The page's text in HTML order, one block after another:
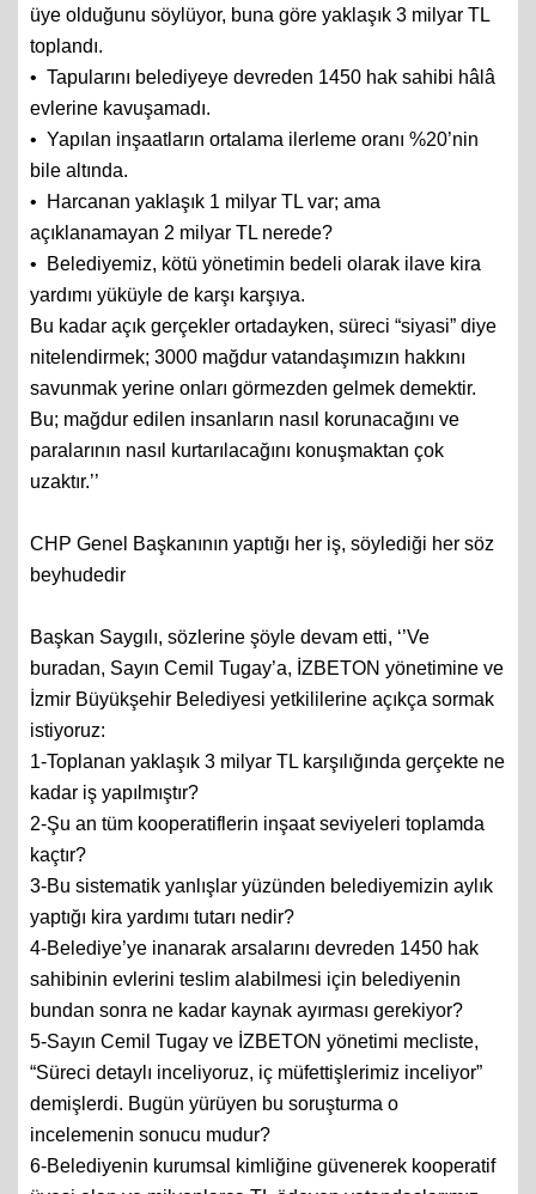
üye olduğunu söylüyor, buna göre yaklaşık 3 milyar TL
toplandı.
•⁠ ⁠Tapularını belediyeye devreden 1450 hak sahibi hâlâ
evlerine kavuşamadı.
•⁠ ⁠Yapılan inşaatların ortalama ilerleme oranı %20’nin
bile altında.
•⁠ ⁠Harcanan yaklaşık 1 milyar TL var; ama
açıklanamayan 2 milyar TL nerede?
•⁠ ⁠Belediyemiz, kötü yönetimin bedeli olarak ilave kira
yardımı yüküyle de karşı karşıya.
Bu kadar açık gerçekler ortadayken, süreci “siyasi” diye
nitelendirmek; 3000 mağdur vatandaşımızın hakkını
savunmak yerine onları görmezden gelmek demektir.
Bu; mağdur edilen insanların nasıl korunacağını ve
paralarının nasıl kurtarılacağını konuşmaktan çok
uzaktır.’’
CHP Genel Başkanının yaptığı her iş, söylediği her söz
beyhudedir
Başkan Saygılı, sözlerine şöyle devam etti, ‘’Ve
buradan, Sayın Cemil Tugay’a, İZBETON yönetimine ve
İzmir Büyükşehir Belediyesi yetkililerine açıkça sormak
istiyoruz:
1-Toplanan yaklaşık 3 milyar TL karşılığında gerçekte ne
kadar iş yapılmıştır?
2-Şu an tüm kooperatiflerin inşaat seviyeleri toplamda
kaçtır?
3-Bu sistematik yanlışlar yüzünden belediyemizin aylık
yaptığı kira yardımı tutarı nedir?
4-Belediye’ye inanarak arsalarını devreden 1450 hak
sahibinin evlerini teslim alabilmesi için belediyenin
bundan sonra ne kadar kaynak ayırması gerekiyor?
5-Sayın Cemil Tugay ve İZBETON yönetimi mecliste,
“Süreci detaylı inceliyoruz, iç müfettişlerimiz inceliyor”
demişlerdi. Bugün yürüyen bu soruşturma o
incelemenin sonucu mudur?
6-Belediyenin kurumsal kimliğine güvenerek kooperatif